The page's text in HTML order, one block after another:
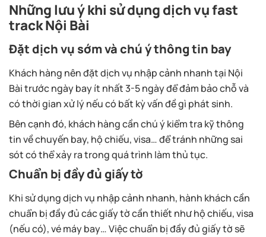
Những lưu ý khi sử dụng dịch vụ fast
track Nội Bài
Đặt dịch vụ sớm và chú ý thông tin bay
Khách hàng nên đặt dịch vụ nhập cảnh nhanh tại Nội
Bài trước ngày bay ít nhất 3-5 ngày để đảm bảo chỗ và
có thời gian xử lý nếu có bất kỳ vấn đề gì phát sinh.
Bên cạnh đó, khách hàng cần chú ý kiểm tra kỹ thông
tin về chuyến bay, hộ chiếu, visa… để tránh những sai
sót có thể xảy ra trong quá trình làm thủ tục.
Chuẩn bị đầy đủ giấy tờ
Khi sử dụng dịch vụ nhập cảnh nhanh, hành khách cần
chuẩn bị đầy đủ các giấy tờ cần thiết như hộ chiếu, visa
(nếu có), vé máy bay… Việc chuẩn bị đầy đủ giấy tờ sẽ